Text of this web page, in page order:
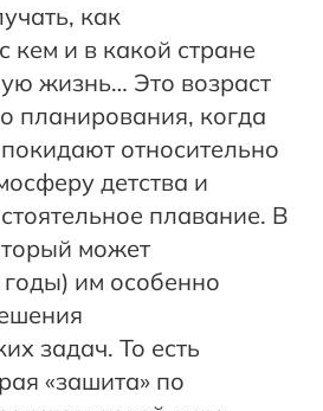
как
кем и в какой стране
жизнь… Это возраст
планирования, когда
относительно
детства и
плавание. В
может
годы) им особенно
задач. То есть
«зашита» по